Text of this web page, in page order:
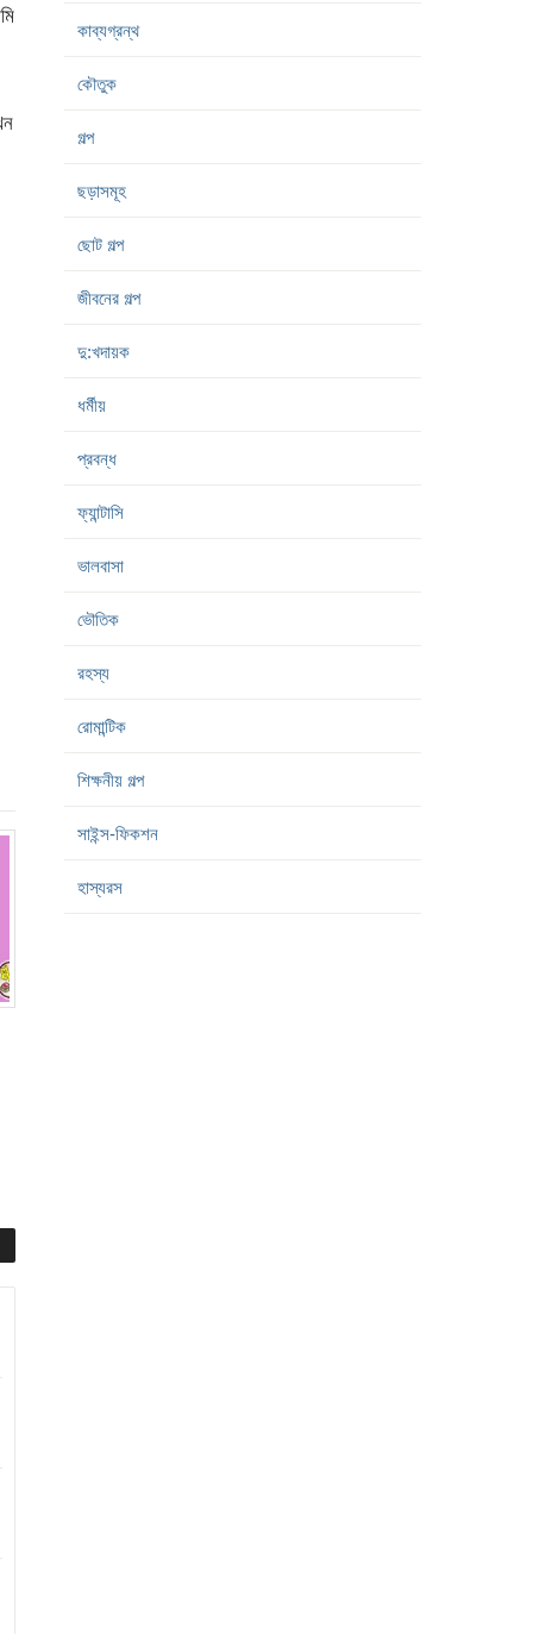
কাব্যগ্রন্থ
কৌতুক
গল্প
ছড়াসমূহ
ছোট গল্প
জীবনের গল্প
দু:খদায়ক
ধর্মীয়
প্রবন্ধ
ফ্যান্টাসি
ভালবাসা
ভৌতিক
রহস্য
রোমান্টিক
শিক্ষনীয় গল্প
সাইন্স-ফিকশন
হাস্যরস